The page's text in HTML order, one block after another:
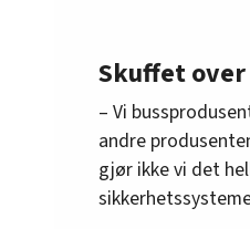
Skuffet
– Vi
andre
gjør ikke vi det